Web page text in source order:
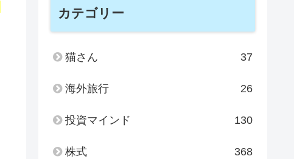
カテゴリー
猫さん 37
海外旅行 26
投資マインド 130
株式 368